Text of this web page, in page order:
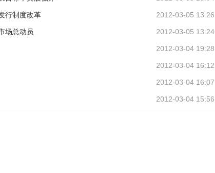
2012-03-05 13:26
行制度改革
2012-03-05 13:24
场总动员
2012-03-04 19:28
2012-03-04 16:12
2012-03-04 16:07
2012-03-04 15:56